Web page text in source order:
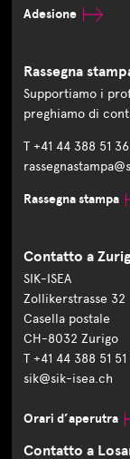
Adesione
Rassegna
Supportiamo i
preghiamo di
T +41 44 388 51 36
Rassegna stampa
Contatto a
SIK-ISEA
Zollikerstrasse 32
Casella postale
CH-8032 Zurigo
T +41 44 388 51 51
sik@sik-isea.ch
Orari d’aperutra
Contatto a